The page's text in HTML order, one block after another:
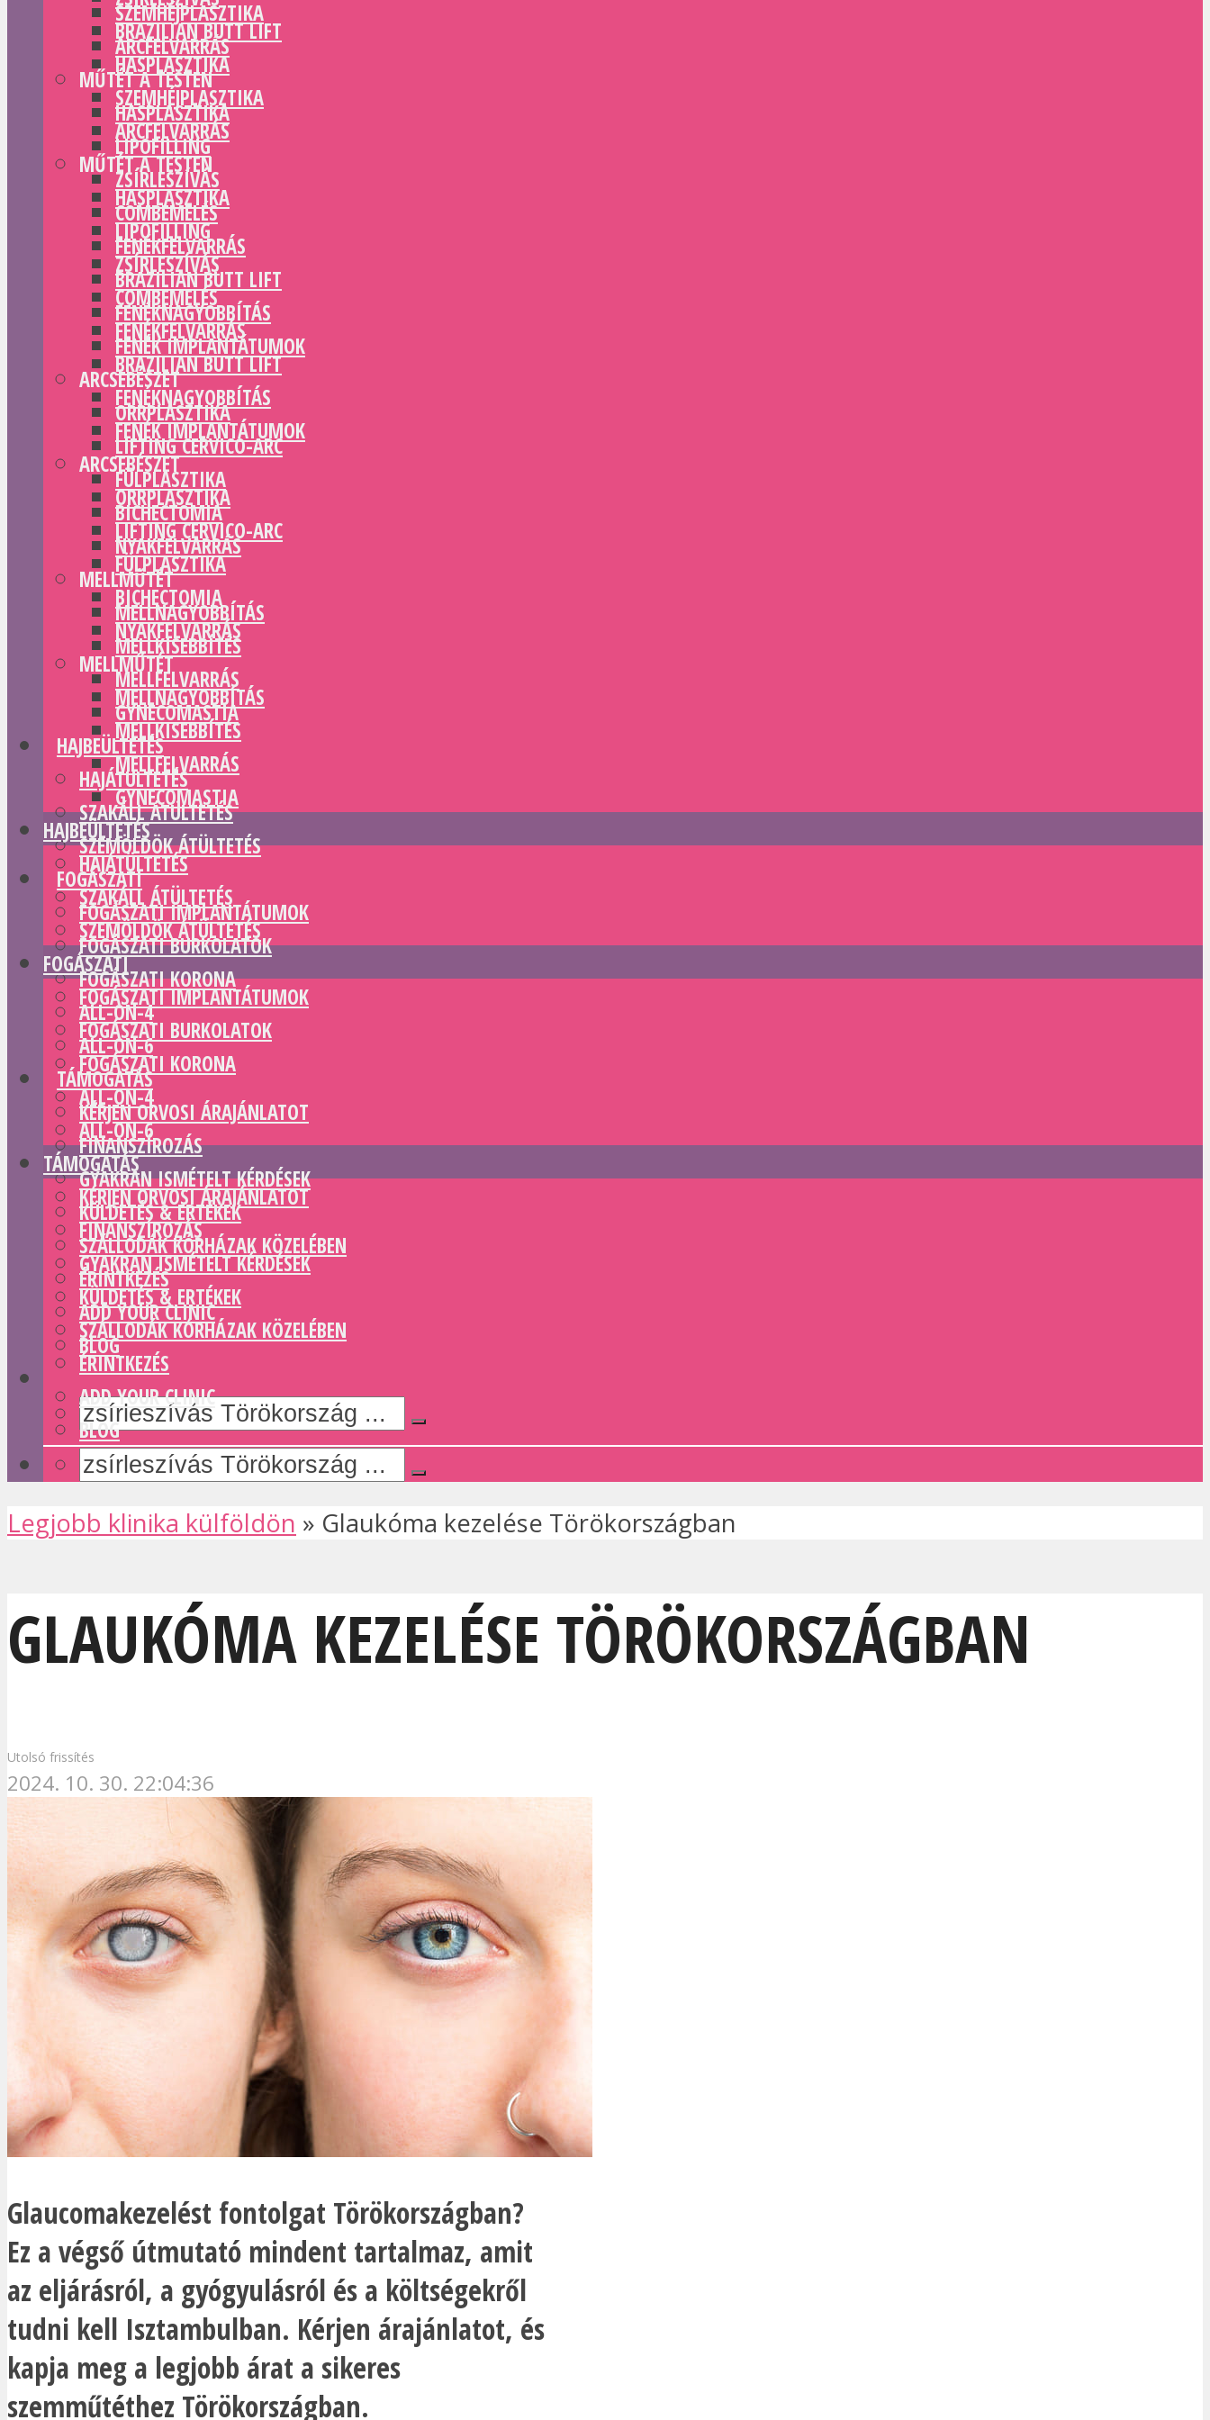
SZEMHÉJPLASZTIKA
ARCFELVARRÁS
MŰTÉT A TESTEN
HASPLASZTIKA
LIPOFILLING
ZSÍRLESZÍVÁS
COMBEMELÉS
FENÉKFELVARRÁS
BRAZILIAN BUTT LIFT
FENÉKNAGYOBBÍTÁS
FENÉK IMPLANTÁTUMOK
ARCSEBÉSZET
ORRPLASZTIKA
LIFTING CERVICO-ARC
FÜLPLASZTIKA
BICHECTOMIA
NYAKFELVARRÁS
MELLMŰTÉT
MELLNAGYOBBÍTÁS
MELLKISEBBÍTÉS
MELLFELVARRÁS
GYNECOMASTIA
HAJBEÜLTETÉS
HAJÁTÜLTETÉS
SZAKÁLL ÁTÜLTETÉS
SZEMÖLDÖK ÁTÜLTETÉS
FOGÁSZATI
FOGÁSZATI IMPLANTÁTUMOK
FOGÁSZATI BURKOLATOK
FOGÁSZATI KORONA
ALL-ON-4
ALL-ON-6
TÁMOGATÁS
KÉRJEN ORVOSI ÁRAJÁNLATOT
FINANSZÍROZÁS
GYAKRAN ISMÉTELT KÉRDÉSEK
KÜLDETÉS & ERTÉKEK
SZÁLLODÁK KÓRHÁZAK KÖZELÉBEN
ÉRINTKEZÉS
ADD YOUR CLINIC
BLOG
BRAZILIAN BUTT LIFT
HASPLASZTIKA
SZEMHÉJPLASZTIKA
ARCFELVARRÁS
MŰTÉT A TESTEN
HASPLASZTIKA
LIPOFILLING
ZSÍRLESZÍVÁS
COMBEMELÉS
FENÉKFELVARRÁS
BRAZILIAN BUTT LIFT
FENÉKNAGYOBBÍTÁS
FENÉK IMPLANTÁTUMOK
ARCSEBÉSZET
ORRPLASZTIKA
LIFTING CERVICO-ARC
FÜLPLASZTIKA
BICHECTOMIA
NYAKFELVARRÁS
MELLMŰTÉT
MELLNAGYOBBÍTÁS
MELLKISEBBÍTÉS
MELLFELVARRÁS
GYNECOMASTIA
HAJBEÜLTETÉS
HAJÁTÜLTETÉS
SZAKÁLL ÁTÜLTETÉS
SZEMÖLDÖK ÁTÜLTETÉS
FOGÁSZATI
FOGÁSZATI IMPLANTÁTUMOK
FOGÁSZATI BURKOLATOK
FOGÁSZATI KORONA
ALL-ON-4
ALL-ON-6
TÁMOGATÁS
KÉRJEN ORVOSI ÁRAJÁNLATOT
FINANSZÍROZÁS
GYAKRAN ISMÉTELT KÉRDÉSEK
KÜLDETÉS & ERTÉKEK
SZÁLLODÁK KÓRHÁZAK KÖZELÉBEN
ÉRINTKEZÉS
ADD YOUR CLINIC
BLOG
Legjobb klinika külföldön » Glaukóma kezelése Törökországban
GLAUKÓMA KEZELÉSE TÖRÖKORSZÁGBAN
Utolsó frissítés
2024. 10. 30. 22:04:36
Glaucomakezelést fontolgat Törökországban?
Ez a végső útmutató mindent tartalmaz, amit
az eljárásról, a gyógyulásról és a költségekről
tudni kell Isztambulban. Kérjen árajánlatot, és
kapja meg a legjobb árat a sikeres
szemműtéthez Törökországban.